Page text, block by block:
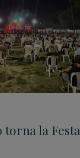
torna la Festa